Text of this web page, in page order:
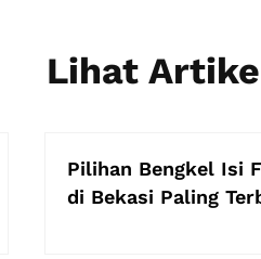
Lihat
Pilihan Bengkel Isi
di Bekasi Paling